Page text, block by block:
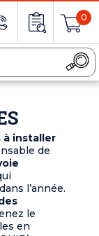
0
à installer
de
l’année.
le
en